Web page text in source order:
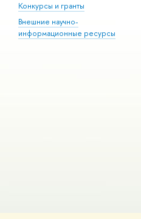
Конкурсы и гранты
Внешние научно-
информационные ресурсы